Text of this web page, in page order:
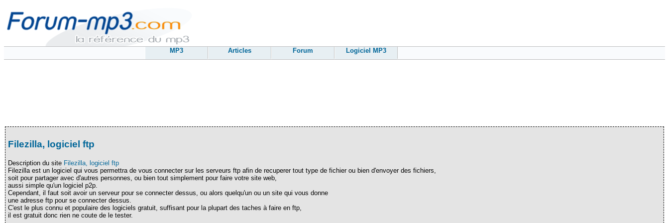
MP3 Articles Forum Logiciel MP3
Filezilla, logiciel ftp
Description du site Filezilla, logiciel ftp
Filezilla est un logiciel qui vous permettra de vous connecter sur les serveurs ftp afin de recuperer tout type de fichier ou bien d'envoyer des fichiers,
soit pour partager avec d'autres personnes, ou bien tout simplement pour faire votre site web,
aussi simple qu'un logiciel p2p.
Cependant, il faut soit avoir un serveur pour se connecter dessus, ou alors quelqu'un ou un site qui vous donne
une adresse ftp pour se connecter dessus.
C'est le plus connu et populaire des logiciels gratuit, suffisant pour la plupart des taches à faire en ftp,
il est gratuit donc rien ne coute de le tester.